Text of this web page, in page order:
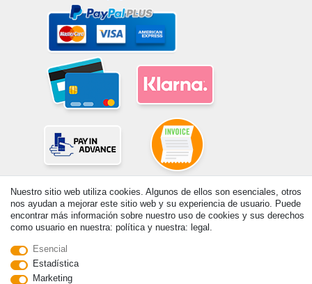
© Copyright 2026 | Todos los derechos reservados. - Prix de base voir
détail de l'article | *S'applique aux livraisons en Espagne!
Nuestro sitio web utiliza cookies. Algunos de ellos son esenciales, otros
nos ayudan a mejorar este sitio web y su experiencia de usuario. Puede
encontrar más información sobre nuestro uso de cookies y sus derechos
como usuario en nuestra: política y nuestra: legal.
Esencial
Estadística
Marketing
Withdraw from contract here